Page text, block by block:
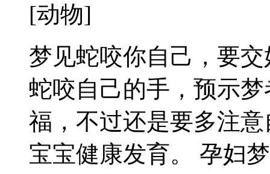
[动物]
梦见蛇咬你自己，要
蛇咬自己的手，预示
福，不过还是要多注
宝宝健康发育。 孕妇